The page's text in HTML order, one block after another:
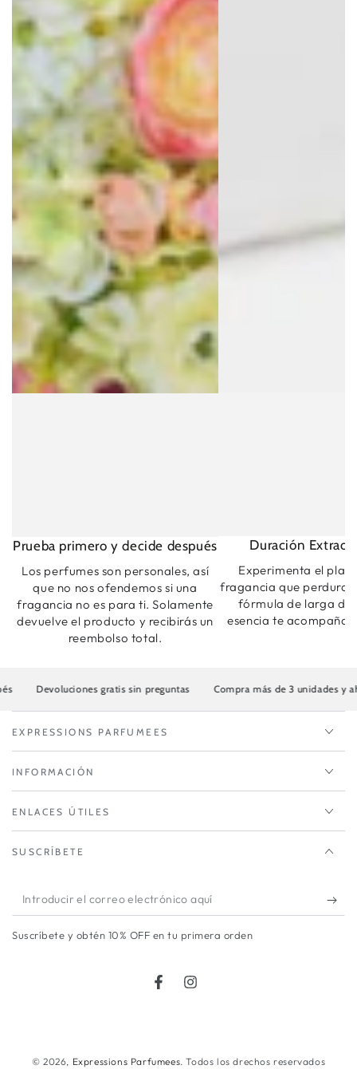
Prueba primero y decide después
Los perfumes son personales, así
que no nos ofendemos si una
fragancia no es para ti. Solamente
devuelve el producto y recibirás un
reembolso total.
Duración
Experimenta el
fragancia que perdura.
fórmula de larga
esencia te acompaña
gratis sin preguntas Compra más de 3 unidades y ahorra
EXPRESSIONS PARFUMEES
INFORMACIÓN
ENLACES ÚTILES
SUSCRÍBETE
Introducir
el
correo
Suscríbete y obtén 10% OFF en tu primera orden
FacebookInstagram
© 2026, Expressions Parfumees. Todos los drechos reservados